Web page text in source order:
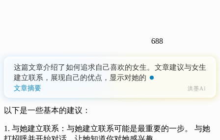
688
文章摘要 洪墨AI
这篇文章介绍了如何追求自己喜欢的女生。文章建议与女生
建立联系，展现自己的优点，显示对她的兴趣，表达真心
话，并了解她的兴趣爱好和价值观